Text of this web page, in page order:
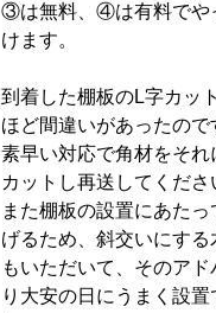
③は無料、④は有料でや
けます。
到着した棚板のL字カッ
ほど間違いがあったので
素早い対応で角材をそれ
カットし再送してくださ
また棚板の設置にあたっ
げるため、斜交いにする
もいただいて、そのアド
り大安の日にうまく設置